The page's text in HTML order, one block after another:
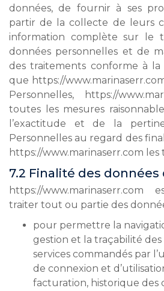
données, de fournir à ses
partir de la collecte de leurs
information complète sur le
données personnelles et de
des traitements conforme à la
que https://
Personnelles, https://
toutes les mesures
l’exactitude et de la
Personnelles au regard des
https://www.marinaserr.com les
7.2 Finalité des
https://
traiter tout ou partie des
pour permettre la
gestion et la traçabilité
services commandés par
de connexion et
facturation, historique des